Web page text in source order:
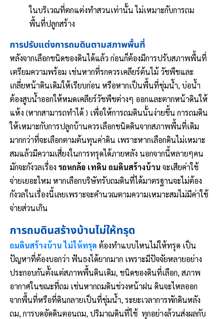
ในบริเวณที่ตกแต่งทำสวนเท่านั้น ไม่เหมาะกับการถม
พื้นที่ปลูกสร้าง
การปรับแต่งการถมดินตามสภาพพื้นที่
หลังจากเลือกชนิดของดินได้แล้ว ก่อนก็ต้องมีการปรับสภาพพื้นที่
เตรียมความพร้อม เช่นหากที่รกควรเคลียร์ต้นไม้ วัชพืชและ
เกลี่ยหน้าดินเดิมให้เรียบก่อน หรือหากเป็นพื้นที่ชุ่มน้ำ, บ่อน้ำ
ต้องสูบน้ำออกให้หมดเคลียร์วัชพืชต่างๆ ออกและตากหน้าดินให้
แห้ง (หากสามารถทำได้ ) เพื่อให้การถมดินนั้นง่ายขึ้น การถมดิน
ให้เหมาะกับการปลูกบ้านควรเลือกชนิดดินจากสภาพพื้นที่เดิม
มากกว่าที่จะเลือกตามต้นทุนค่าดิน เพราะหากเลือกดินไม่เหมาะ
สมแล้วมีความเสี่ยงในการทรุดได้ภายหลัง นอกจากนี้หลายๆคน
มักจะกังวลเรื่อง รถหกล้อ เทดิน ถมดินสร้างบ้าน จะเสียค่าใช้
จ่ายเยอะไหม หากเลือกบริษัทรับถมดินที่ได้มาตรฐานจะไม่ต้อง
กังวลในเรื่องนี้เลยเพราะจะคำนวณตามความเหมาะสมไม่มีค่าใช้
จ่ายส่วนเกิน
การถมดินสร้างบ้านไม่ให้ทรุด
ถมดินสร้างบ้าน ไม่ให้ทรุด ต้องทำแบบไหนไม่ให้ทรุด เป็น
ปัญหาที่ต้องบอกว่า ฟันธงได้ยากมาก เพราะมีปัจจัยหลายอย่าง
ประกอบกันตั้งแต่สภาพพื้นดินเดิม, ชนิดของดินที่เลือก, สภาพ
อากาศในขณะที่ถม เช่นหากถมดินช่วงหน้าฝน ดินจะไหลออก
จากพื้นที่หรือที่ดินกลายเป็นที่ชุ่มน้ำ, ระยะเวลาการพักดินหลัง
ถม, การบดอัดดินตอนถม, ปริมาณดินที่ใช้ ทุกอย่างล้วนส่งผลกับ